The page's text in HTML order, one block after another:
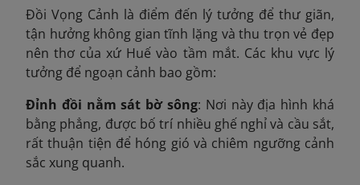
Đồi Vọng Cảnh là điểm đến lý tưởng để thư giãn,
tận hưởng không gian tĩnh lặng và thu trọn vẻ đẹp
nên thơ của xứ Huế vào tầm mắt. Các khu vực lý
tưởng để ngoạn cảnh bao gồm:
Đỉnh đồi nằm sát bờ sông: Nơi này địa hình khá
bằng phẳng, được bố trí nhiều ghế nghỉ và cầu sắt,
rất thuận tiện để hóng gió và chiêm ngưỡng cảnh
sắc xung quanh.